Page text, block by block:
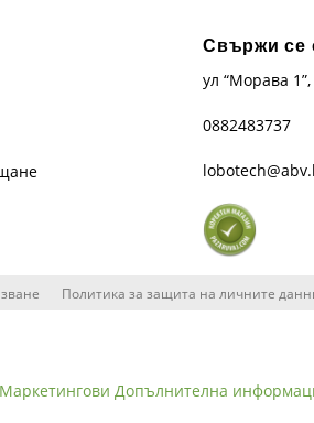
Свържи се
ул “Морава
0882483737
Политика за защита на личните
Маркетингови Допълнителна